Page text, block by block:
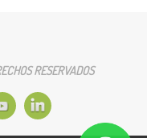
RESERVADOS